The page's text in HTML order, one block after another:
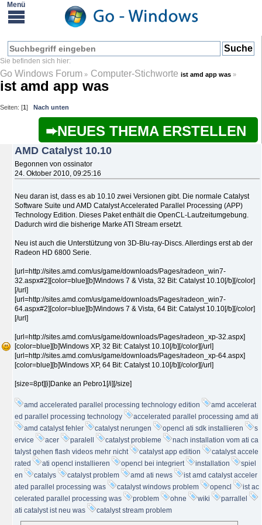
Go Windows Forum » Computer-Stichworteist amd app was »
ist amd app was
Seiten: [1] Nach unten
NEUES THEMA ERSTELLEN
AMD Catalyst 10.10
Begonnen von ossinator
24. Oktober 2010, 09:25:16
Neu daran ist, dass es ab 10.10 zwei Versionen gibt. Die normale Catalyst
Software Suite und AMD Catalyst Accelerated Parallel Processing (APP)
Technology Edition. Dieses Paket enthält die OpenCL-Laufzeitumgebung.
Dadurch wird die bisherige Marke ATI Stream ersetzt.
Neu ist auch die Unterstützung von 3D-Blu-ray-Discs. Allerdings erst ab der
Radeon HD 6800 Serie.
[url=http://sites.amd.com/us/game/downloads/Pages/radeon_win7-
32.aspx#2][color=blue][b]Windows 7 & Vista, 32 Bit: Catalyst 10.10[/b][/color]
[/url]
[url=http://sites.amd.com/us/game/downloads/Pages/radeon_win7-
64.aspx#2][color=blue][b]Windows 7 & Vista, 64 Bit: Catalyst 10.10[/b][/color]
[/url]
[url=http://sites.amd.com/us/game/downloads/Pages/radeon_xp-32.aspx]
[color=blue][b]Windows XP, 32 Bit: Catalyst 10.10[/b][/color][/url]
[url=http://sites.amd.com/us/game/downloads/Pages/radeon_xp-64.aspx]
[color=blue][b]Windows XP, 64 Bit: Catalyst 10.10[/b][/color][/url]
[size=8pt][i]Danke an Pebro1[/i][/size]
amd accelerated parallel processing technology edition
amd accelerat
ed parallel processing technology
accelerated parallel processing amd ati
amd catalyst fehler
catalyst nerungen opencl ati sdk installieren
s
ervice
acer paralell catalyst probleme
nach installation vom ati ca
talyst gehen flash videos mehr nicht
catalyst app edition
catalyst accele
rated
ati opencl installieren opencl bei integriert installation
spiel
en
catalys catalyst problem amd ati news
ist amd catalyst acceler
ated parallel processing was
catalyst windows problem opencl
ist ac
celerated parallel processing was
problem ohne wiki
parrallel
ati catalyst ist neu was
catalyst stream problem